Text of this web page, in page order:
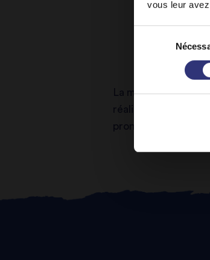
vous leur
consentement
La moutarde jaune
prononcé. Ses